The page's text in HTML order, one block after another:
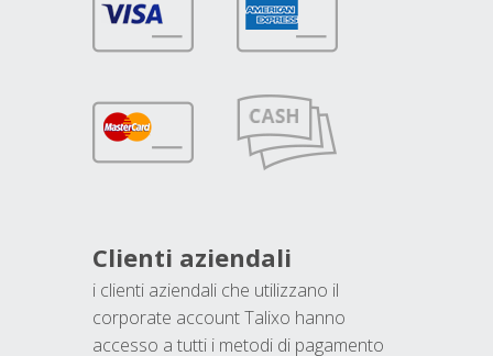
Clienti aziendali
i clienti aziendali che utilizzano il
corporate account Talixo hanno
accesso a tutti i metodi di pagamento